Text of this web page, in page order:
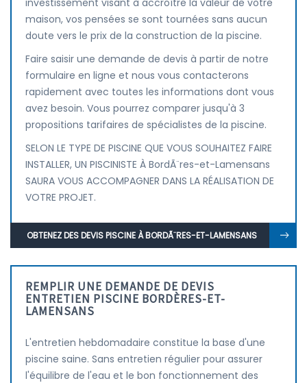
investissement visant à accroître la valeur de votre
maison, vos pensées se sont tournées sans aucun
doute vers le prix de la construction de la piscine.
Faire saisir une demande de devis à partir de notre
formulaire en ligne et nous vous contacterons
rapidement avec toutes les informations dont vous
avez besoin. Vous pourrez comparer jusqu'à 3
propositions tarifaires de spécialistes de la piscine.
SELON LE TYPE DE PISCINE QUE VOUS SOUHAITEZ FAIRE
INSTALLER, UN PISCINISTE À BordÃ¨res-et-Lamensans
SAURA VOUS ACCOMPAGNER DANS LA RÉALISATION DE
VOTRE PROJET.
OBTENEZ DES DEVIS PISCINE À BORDÃ¨RES-ET-LAMENSANS
REMPLIR UNE DEMANDE DE DEVIS
ENTRETIEN PISCINE BORDÈRES-ET-
LAMENSANS
L'entretien hebdomadaire constitue la base d'une
piscine saine. Sans entretien régulier pour assurer
l'équilibre de l'eau et le bon fonctionnement des